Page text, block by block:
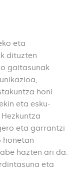
eta
dituzten
gaitasunak
honi
eta esku-
eta garrantzi
honetan
hazten ari da.
eta